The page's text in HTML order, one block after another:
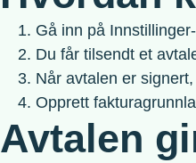
Gå inn på
Du får tilsendt et
Når avtalen er
Opprett
Avtalen